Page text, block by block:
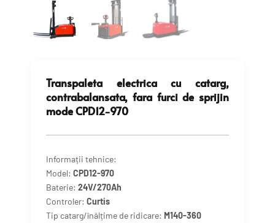
Transpaleta electrica cu catarg,
contrabalansata, fara furci de sprijin
mode CPD12-970
Informații tehnice:
Model: CPD12-970
Baterie: 24V/270Ah
Controler: Curtis
Tip catarg/înălțime de ridicare: M140-360